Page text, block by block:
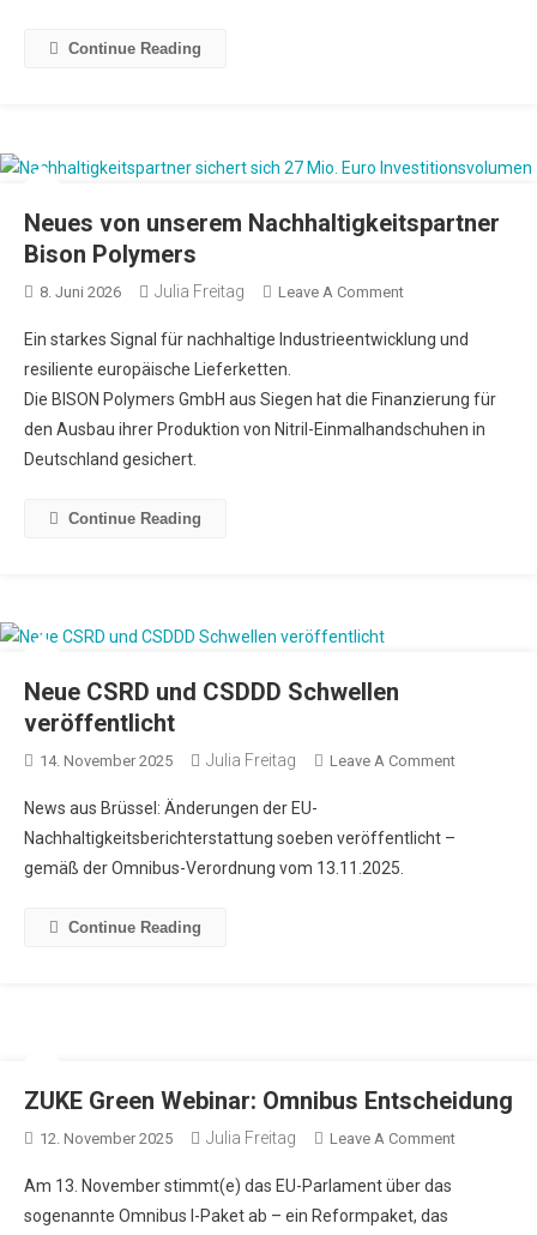
Continue Reading
Neues von unserem Nachhaltigkeitspartner
Bison Polymers
8. Juni 2026 Julia Freitag Leave A Comment
Ein starkes Signal für nachhaltige Industrieentwicklung und
resiliente europäische Lieferketten.
Die BISON Polymers GmbH aus Siegen hat die Finanzierung für
den Ausbau ihrer Produktion von Nitril-Einmalhandschuhen in
Deutschland gesichert.
Continue Reading
Neue CSRD und CSDDD Schwellen
veröffentlicht
14. November 2025 Julia Freitag Leave A Comment
News aus Brüssel: Änderungen der EU-
Nachhaltigkeitsberichterstattung soeben veröffentlicht –
gemäß der Omnibus-Verordnung vom 13.11.2025.
Continue Reading
ZUKE Green Webinar: Omnibus Entscheidung
12. November 2025 Julia Freitag Leave A Comment
Am 13. November stimmt(e) das EU-Parlament über das
sogenannte Omnibus I-Paket ab – ein Reformpaket, das